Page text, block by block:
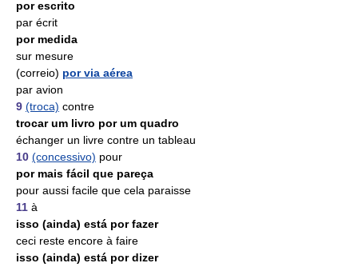
por escrito
par écrit
por medida
sur mesure
(correio) por via aérea
par avion
9 (troca) contre
trocar um livro por um quadro
échanger un livre contre un tableau
10 (concessivo) pour
por mais fácil que pareça
pour aussi facile que cela paraisse
11 à
isso (ainda) está por fazer
ceci reste encore à faire
isso (ainda) está por dizer